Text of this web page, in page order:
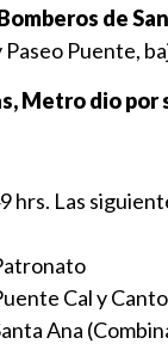
de
Paseo Puente,
Metro dio
hrs. Las
Cal y Canto
Ana